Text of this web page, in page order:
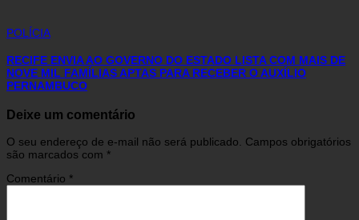
POLÍCIA
RECIFE ENVIA AO GOVERNO DO ESTADO LISTA COM MAIS DE
NOVE MIL FAMÍLIAS APTAS PARA RECEBER O AUXÍLIO
PERNAMBUCO
Deixe um comentário
O seu endereço de e-mail não será publicado. Campos obrigatórios
são marcados com *
Comentário *